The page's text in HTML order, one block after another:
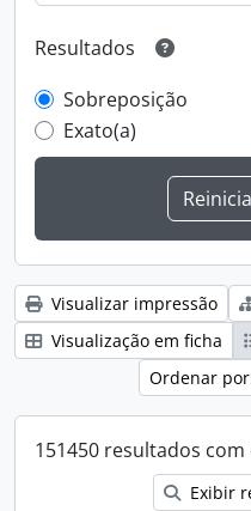
Resultados
Sobreposição
Exato(a)
Visualizar impressão
Visualização em ficha
Ordenar
151450 resultados
Exibir